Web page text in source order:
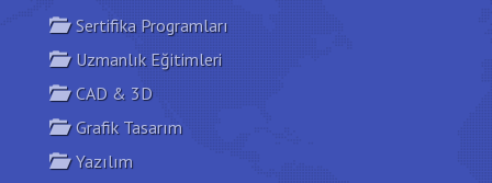
Sertifika Programları
Uzmanlık Eğitimleri
CAD & 3D
Grafik Tasarım
Yazılım